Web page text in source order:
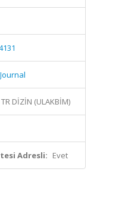
TR DİZİN (ULAKBİM)
Adresli: Evet